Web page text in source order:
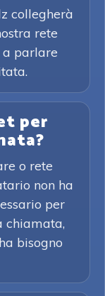
collegherà
rete
a parlare
per
o rete
non ha
per
chiamata,
bisogno